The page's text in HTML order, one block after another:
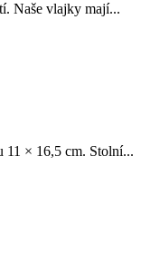
Naše vlajky mají...
11 × 16,5 cm. Stolní...